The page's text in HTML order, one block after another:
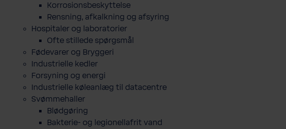
Korrosionsbeskyttelse
Rensning, afkalkning og afsyring
Hospitaler og laboratorier
Ofte stillede spørgsmål
Fødevarer og Bryggeri
Industrielle kedler
Forsyning og energi
Industrielle køleanlæg til datacentre
Svømmehaller
Blødgøring
Bakterie- og legionellafrit vand